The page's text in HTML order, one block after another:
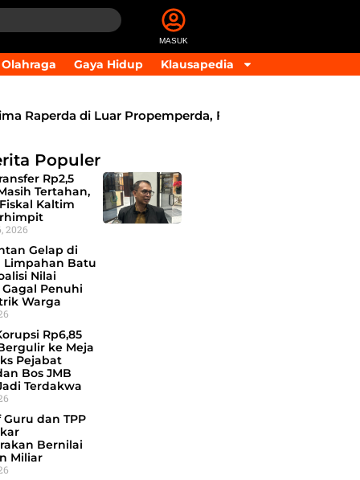
MASUK
Olahraga Gaya Hidup Klausapedia
Raperda di Luar Propemperda, Fokus Perkuat PAD dan
Populer
Rp2,5
Tertahan,
Kaltim
2026
Gelap di
Limpahan Batu
Nilai
Gagal Penuhi
Warga
Rp6,85
ke Meja
Pejabat
Bos JMB
Terdakwa
dan TPP
Bernilai
Miliar